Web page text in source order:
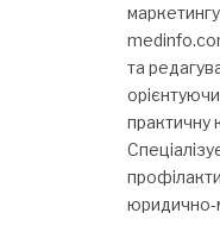
та
практичну
юридично-